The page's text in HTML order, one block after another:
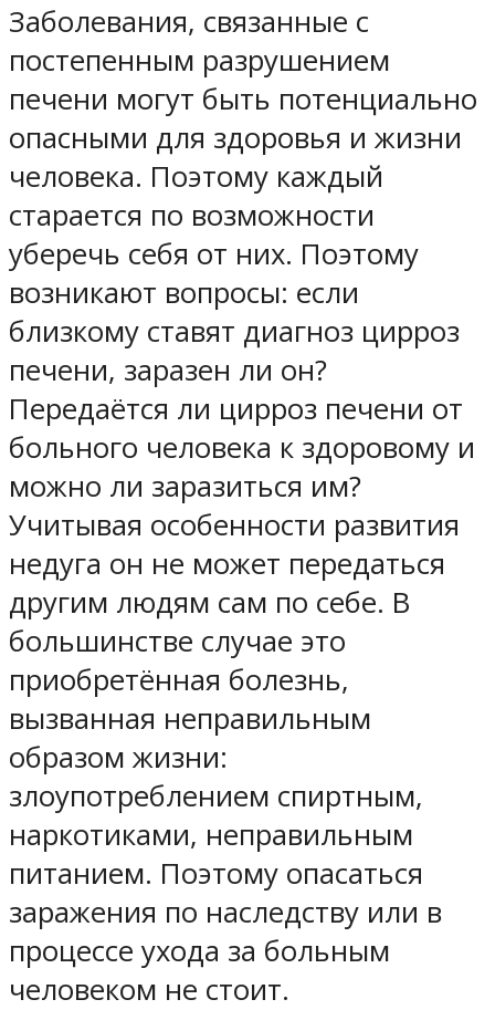
Заболевания, связанные с
постепенным разрушением
печени могут быть потенциально
опасными для здоровья и жизни
человека. Поэтому каждый
старается по возможности
уберечь себя от них. Поэтому
возникают вопросы: если
близкому ставят диагноз цирроз
печени, заразен ли он?
Передаётся ли цирроз печени от
больного человека к здоровому и
можно ли заразиться им?
Учитывая особенности развития
недуга он не может передаться
другим людям сам по себе. В
большинстве случае это
приобретённая болезнь,
вызванная неправильным
образом жизни:
злоупотреблением спиртным,
наркотиками, неправильным
питанием. Поэтому опасаться
заражения по наследству или в
процессе ухода за больным
человеком не стоит.